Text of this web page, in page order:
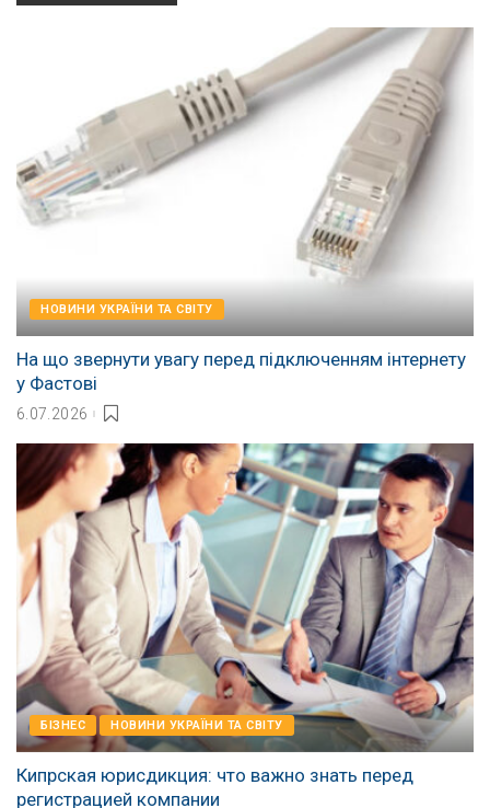
НОВИНИ УКРАЇНИ ТА СВІТУ
На що звернути увагу перед підключенням інтернету
у Фастові
6.07.2026
БІЗНЕС НОВИНИ УКРАЇНИ ТА СВІТУ
Кипрская юрисдикция: что важно знать перед
регистрацией компании